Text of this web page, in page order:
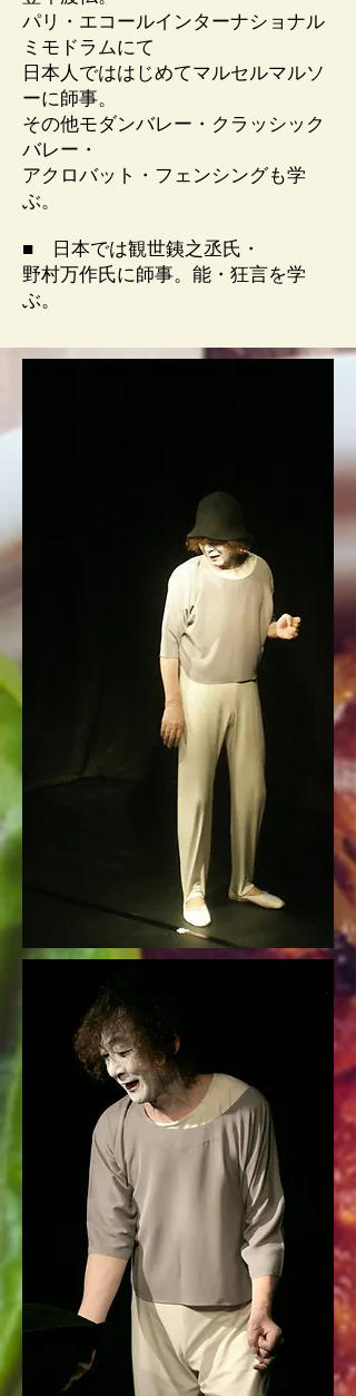
パリ・エコールインターナショナル
ミモドラムにて
日本人でははじめてマルセルマルソ
ーに師事。
その他モダンバレー・クラッシック
バレー・
アクロバット・フェンシングも学
ぶ。
■ 日本では観世銕之丞氏・
野村万作氏に師事。能・狂言を学
ぶ。